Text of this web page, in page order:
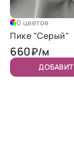
0 цветов
Пике "Серый"
660₽/м